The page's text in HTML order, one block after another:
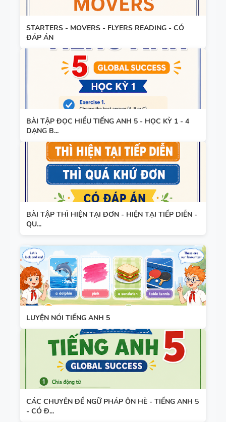
HỢP NĂNG
LỰC SỐ -
TIẾNG ANH
TỪ VỰNG
VÀ NGỮ
PHÁP -
6 - HỌC KỲ
WORD +
ẢNH MINH
HỌA
BẢNG
WORD
FORM -
TIẾNG ANH
11 -
GLOBAL
CÓ ĐÁP ÁN
FORM
THEO TỪNG
UNIT -
TIẾNG ANH
10 -
SUCCESS -
HỌC KỲ 1 -
CÓ ĐÁP ÁN
STARTERS - MOVERS - FLYERS READING - CÓ
ĐÁP ÁN
BÀI TẬP ĐỌC HIỂU TIẾNG ANH 5 - HỌC KỲ 1 - 4
DẠNG B...
BÀI TẬP THÌ HIỆN TẠI ĐƠN - HIỆN TẠI TIẾP DIỄN -
QU...
LUYỆN NÓI TIẾNG ANH 5
CÁC CHUYÊN ĐỀ NGỮ PHÁP ÔN HÈ - TIẾNG ANH 5
- CÓ Đ...